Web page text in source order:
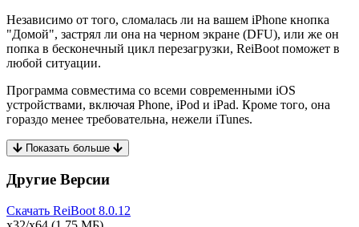
Независимо от того, сломалась ли на вашем iPhone кнопка
"Домой", застрял ли она на черном экране (DFU), или же он
попка в бесконечный цикл перезагрузки, ReiBoot поможет в
любой ситуации.
Программа совместима со всеми современными iOS
устройствами, включая Phone, iPod и iPad. Кроме того, она
гораздо менее требовательна, нежели iTunes.
Показать больше
Другие Версии
Скачать ReiBoot 8.0.12